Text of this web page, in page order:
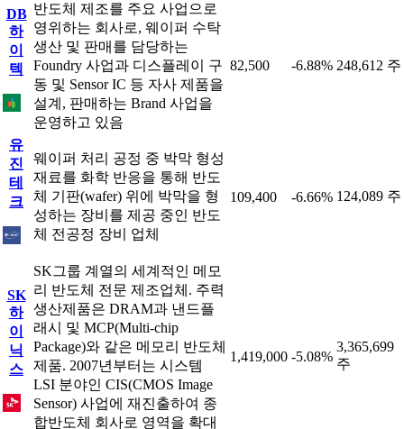
DB
하
이
텍
반도체 제조를 주요 사업으로
영위하는 회사로, 웨이퍼 수탁
생산 및 판매를 담당하는
Foundry 사업과 디스플레이 구
동 및 Sensor IC 등 자사 제품을
설계, 판매하는 Brand 사업을
운영하고 있음
82,500 -6.88% 248,612 주
유
진
테
크
웨이퍼 처리 공정 중 박막 형성
재료를 화학 반응을 통해 반도
체 기판(wafer) 위에 박막을 형
성하는 장비를 제공 중인 반도
체 전공정 장비 업체
109,400 -6.66% 124,089 주
SK
하
이
닉
스
SK그룹 계열의 세계적인 메모
리 반도체 전문 제조업체. 주력
생산제품은 DRAM과 낸드플
래시 및 MCP(Multi-chip
Package)와 같은 메모리 반도체
제품. 2007년부터는 시스템
LSI 분야인 CIS(CMOS Image
Sensor) 사업에 재진출하여 종
합반도체 회사로 영역을 확대
1,419,000 -5.08%
3,365,699
주